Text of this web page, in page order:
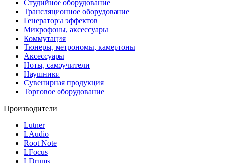
Студийное оборудование
Трансляционное оборудование
Генераторы эффектов
Микрофоны, аксессуары
Коммутация
Тюнеры, метрономы, камертоны
Аксессуары
Ноты, самоучители
Наушники
Сувенирная продукция
Торговое оборудование
Производители
Lutner
LAudio
Root Note
LFocus
LDrums